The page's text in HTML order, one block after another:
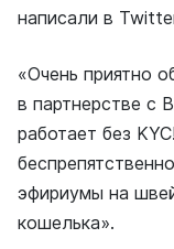
написали в
«Очень приятно
в партнерстве с
работает без
эфириумы на
кошелька».